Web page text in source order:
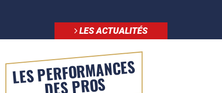
LES ACTUALITÉS
LES PERFORMANCES
DES PROS